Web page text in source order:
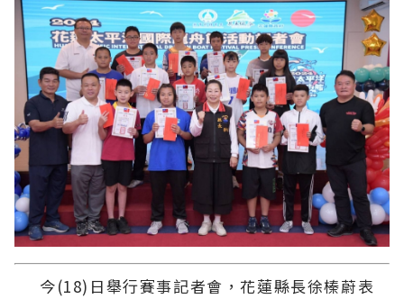
今(18)日舉行賽事記者會，花蓮縣長徐榛蔚表